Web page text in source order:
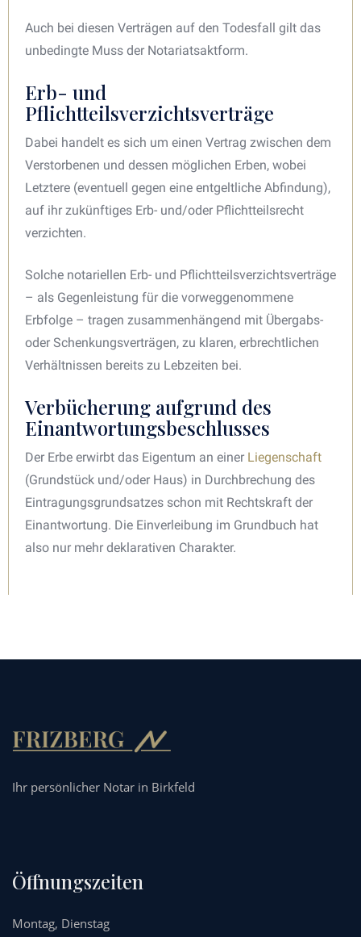
Auch bei diesen Verträgen auf den Todesfall gilt das
unbedingte Muss der Notariatsaktform.
Erb- und
Pflichtteilsverzichtsverträge
Dabei handelt es sich um einen Vertrag zwischen dem
Verstorbenen und dessen möglichen Erben, wobei
Letztere (eventuell gegen eine entgeltliche Abfindung),
auf ihr zukünftiges Erb- und/oder Pflichtteilsrecht
verzichten.
Solche notariellen Erb- und Pflichtteilsverzichtsverträge
– als Gegenleistung für die vorweggenommene
Erbfolge – tragen zusammenhängend mit Übergabs-
oder Schenkungsverträgen, zu klaren, erbrechtlichen
Verhältnissen bereits zu Lebzeiten bei.
Verbücherung aufgrund des
Einantwortungsbeschlusses
Der Erbe erwirbt das Eigentum an einer Liegenschaft
(Grundstück und/oder Haus) in Durchbrechung des
Eintragungsgrundsatzes schon mit Rechtskraft der
Einantwortung. Die Einverleibung im Grundbuch hat
also nur mehr deklarativen Charakter.
Ihr persönlicher Notar in Birkfeld
Öffnungszeiten
Montag, Dienstag